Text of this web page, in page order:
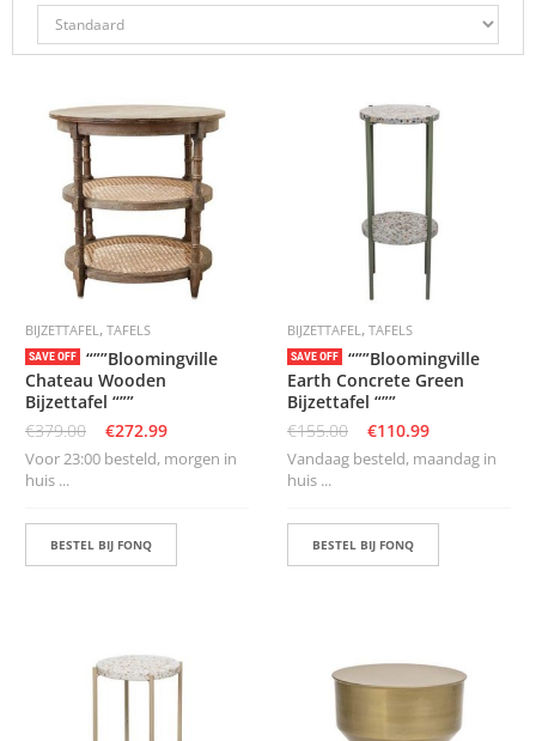
B
N
M
E
U
B
E
A
BIJZETTAFEL, TAFELS
SAVE OFF
“””Bloomingville
Chateau Wooden
Bijzettafel “””
€379.00 €272.99
Voor 23:00 besteld, morgen in
huis ...
BESTEL BIJ FONQ
BIJZETTAFEL, TAFELS
SAVE OFF
“””Bloomingville
Earth Concrete Green
Bijzettafel “””
€155.00 €110.99
Vandaag besteld, maandag in
huis ...
BESTEL BIJ FONQ